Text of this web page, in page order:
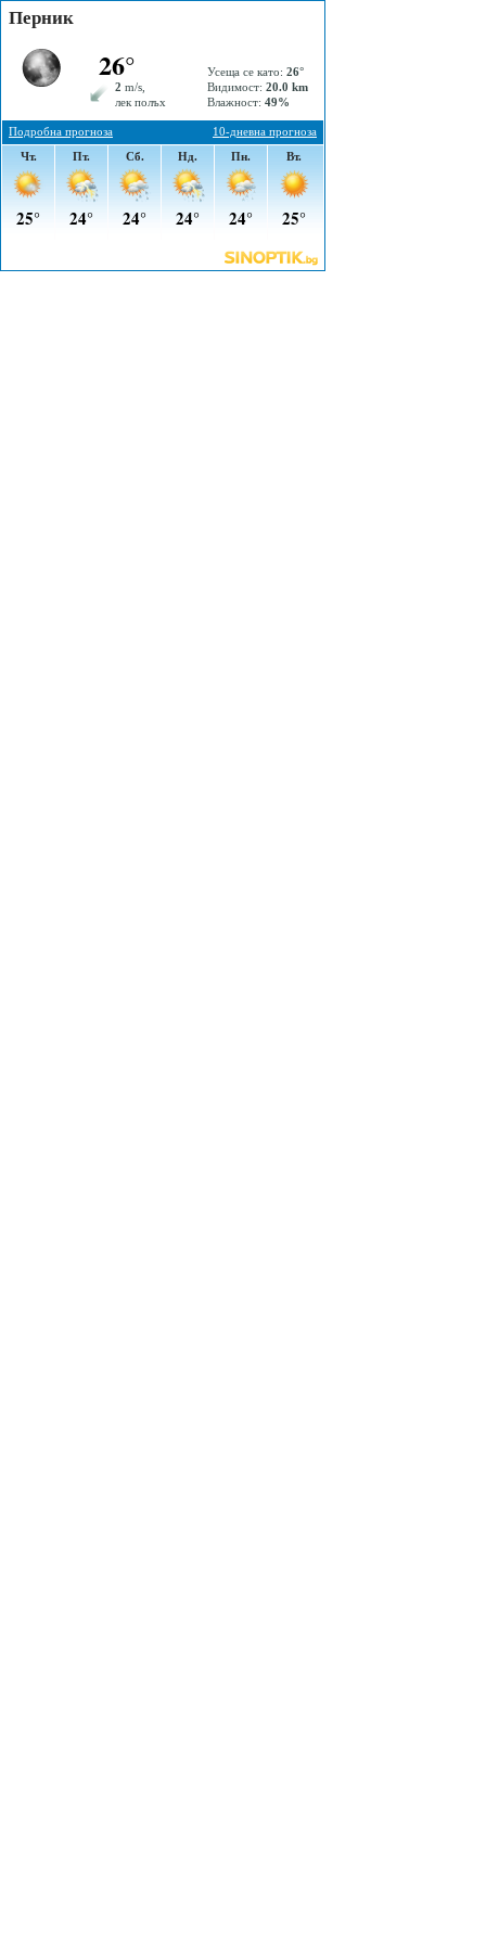
Перник
26° Усеща се като: 26°
Видимост: 20.0 km
Влажност: 49%
2 m/s,
лек полъх
Подробна прогноза
10-дневна прогноза
Чт.
25°
Пт.
24°
Сб.
24°
Нд.
24°
Пн.
24°
Вт.
25°